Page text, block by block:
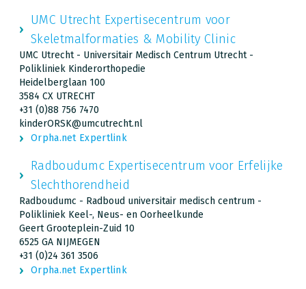
UMC Utrecht Expertisecentrum voor
Skeletmalformaties & Mobility Clinic
UMC Utrecht - Universitair Medisch Centrum Utrecht -
Polikliniek Kinderorthopedie
Heidelberglaan 100
3584 CX UTRECHT
+31 (0)88 756 7470
kinderORSK@umcutrecht.nl
Orpha.net Expertlink
Radboudumc Expertisecentrum voor Erfelijke
Slechthorendheid
Radboudumc - Radboud universitair medisch centrum -
Polikliniek Keel-, Neus- en Oorheelkunde
Geert Grooteplein-Zuid 10
6525 GA NIJMEGEN
+31 (0)24 361 3506
Orpha.net Expertlink